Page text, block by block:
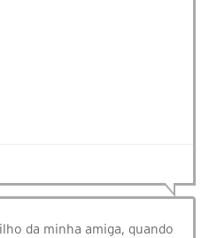
da minha amiga, quando